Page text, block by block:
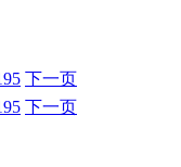
下一页
下一页